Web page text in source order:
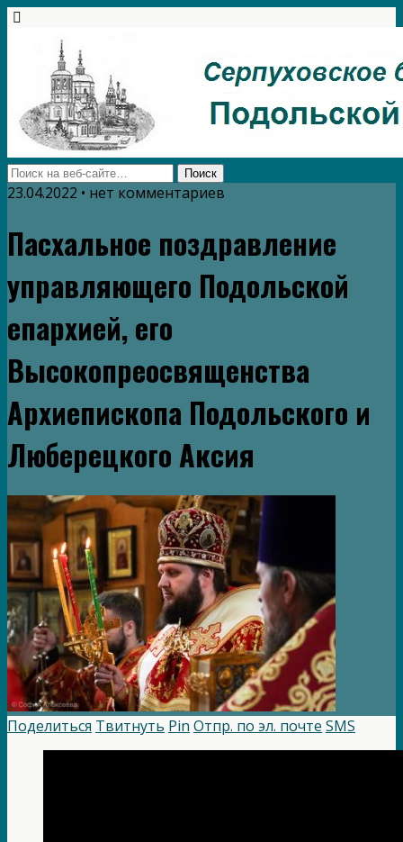
23.04.2022 • нет комментариев
Пасхальное поздравление
управляющего Подольской
епархией, его
Высокопреосвященства
Архиепископа Подольского и
Люберецкого Аксия
Поделиться Твитнуть Pin Отпр. по эл. почте SMS